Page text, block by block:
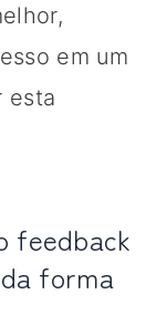
em um
esta
feedback
forma